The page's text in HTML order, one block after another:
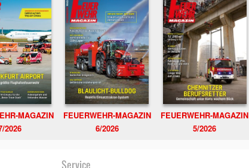
MAGAZIN
2026
FEUERWEHR-MAGAZIN
6/2026
FEUERWEHR-MAGAZIN
5/2026
Service